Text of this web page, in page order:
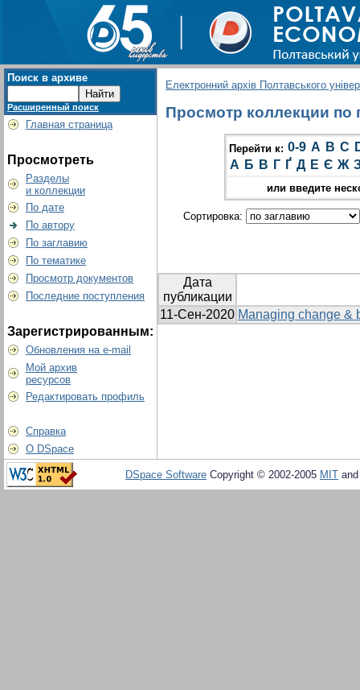
Поиск в архиве
Расширенный поиск
Главная страница
Просмотреть
Разделы
и коллекции
По дате
По автору
По заглавию
По тематике
Просмотр документов
Последние поступления
Зарегистрированным:
Обновления на e-mail
Мой архив
ресурсов
Редактировать профиль
Справка
О DSpace
Електронний архів Полтавського
Просмотр коллекции по
Перейти к: 0-9 A B C
А Б В Г Ґ Д Е Є Ж
или введите
Сортировка:
Дата
публикации
11-Сен-2020 Managing change &
DSpace Software Copyright © 2002-2005 MIT